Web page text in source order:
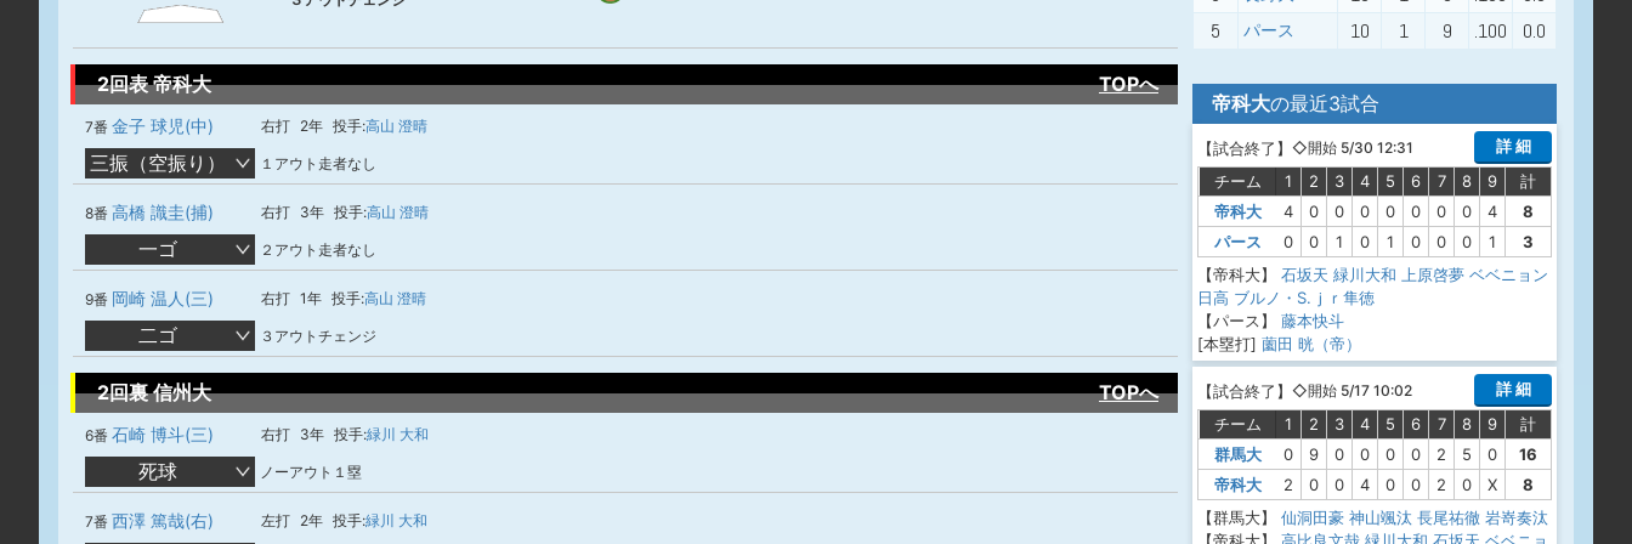
2回表 帝科大 TOPへ
7番 金子 球児(中) 右打 2年 投手:高山 澄晴
三振（空振り） １アウト走者なし
8番 高橋 識圭(捕) 右打 3年 投手:高山 澄晴
一ゴ ２アウト走者なし
9番 岡崎 温人(三) 右打 1年 投手:高山 澄晴
二ゴ ３アウトチェンジ
2回裏 信州大 TOPへ
6番 石崎 博斗(三) 右打 3年 投手:緑川 大和
死球 ノーアウト１塁
7番 西澤 篤哉(右) 左打 2年 投手:緑川 大和
5
パース 10 1 9 .100 0.0
帝科大の最近3試合
【試合終了】 ◇開始 5/30 12:31
詳 細
チーム
1 2 3 4 5 6 7 8 9
計
帝科大
4 0 0 0 0 0 0 0 4
8
パース
0 0 1 0 1 0 0 0 1
3
【帝科大】
石坂天 緑川大和 上原啓夢 ベベニョン
日高 ブルノ・S.ｊｒ隼徳
【パース】
藤本快斗
[本塁打] 薗田 晄（帝）
【試合終了】 ◇開始 5/17 10:02
詳 細
チーム
1 2 3 4 5 6 7 8 9
計
群馬大
0 9 0 0 0 0 2 5 0
16
帝科大
2 0 0 4 0 0 2 0 X
8
【群馬大】
仙洞田豪 神山颯汰 長尾祐徹 岩嵜奏汰